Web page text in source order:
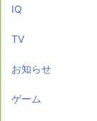
IQ
TV
お知らせ
ゲーム